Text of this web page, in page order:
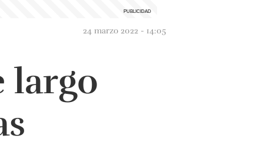
24 marzo 2022 - 14:05
largo